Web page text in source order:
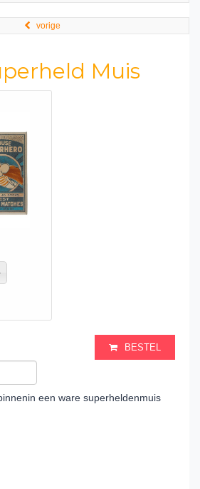
vorige
Muis
BESTEL
een ware superheldenmuis